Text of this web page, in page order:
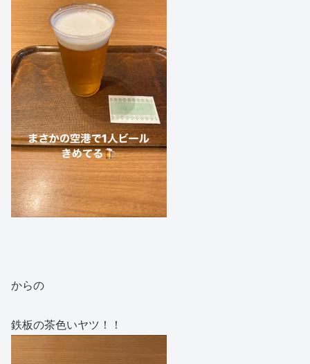
からの
鉄板の茶色いヤツ！！